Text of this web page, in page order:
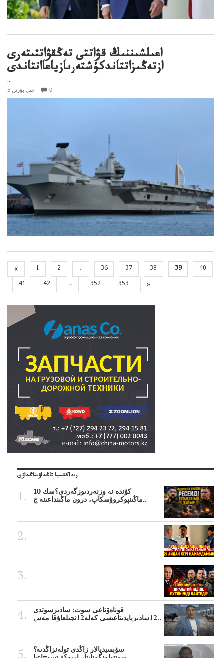
اعىلشىننىڭ قۋاتتى تەڭقۋاتتىتەرى
ازتەڭىزاتتاندكۇشتەرىازياعااتتاندى
..
5 جىل بۇرىن 0
« 1 2 ... 36 37 38 39
40
41
42 ... 352 353 »
رەداكتسيا تاڭداۋىتاڭداۋى
10 كۇندە نە وزنەردىوزگەردى؟سك
ماڭىنپوكروۆسكاپ، درون ماڭىنداعىنە ج..
قوناەۆتاعى سوت: سادىرسوتدى
12سادىربايدىتاعىسى كەلە12نجىلعاۇقا مەس..
سۋبسيديالار زاڭدى تولەنزاڭدىە؟